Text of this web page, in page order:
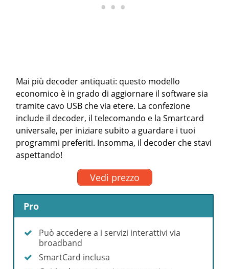
Mai più decoder antiquati: questo modello
economico è in grado di aggiornare il software sia
tramite cavo USB che via etere. La confezione
include il decoder, il telecomando e la Smartcard
universale, per iniziare subito a guardare i tuoi
programmi preferiti. Insomma, il decoder che stavi
aspettando!
Vedi prezzo
Pro
Può accedere a i servizi interattivi via
broadband
SmartCard inclusa